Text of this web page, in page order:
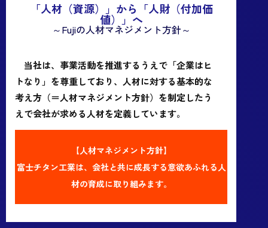
「人材（資源）」から「人財（付加価
値）」へ
～Fujiの人材マネジメント方針～
当社は、事業活動を推進するうえで「企業はヒ
トなり」を尊重しており、人材に対する基本的な
考え方（＝人材マネジメント方針）を制定したう
えで会社が求める人材を定義しています。
【人材マネジメント方針】
富士チタン工業は、会社と共に成長する意欲あふれる人
材の育成に取り組みます。